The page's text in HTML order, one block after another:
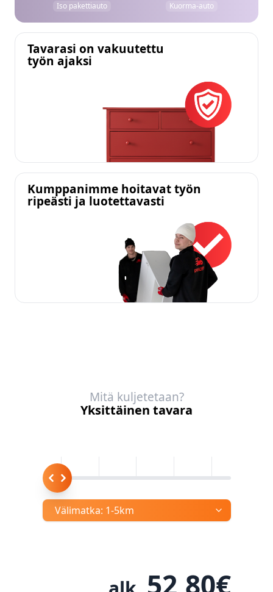
Iso pakettiauto Kuorma-auto
Tavarasi on vakuutettu
työn ajaksi
Kumppanimme hoitavat työn
ripeästi ja luotettavasti
Mitä kuljetetaan?
Yksittäinen tavara
Välimatka: 1-5km